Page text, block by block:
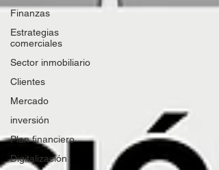
Finanzas
Estrategias
comerciales
Sector inmobiliario
Clientes
Mercado
inversión
Plan financiero
Digitalización